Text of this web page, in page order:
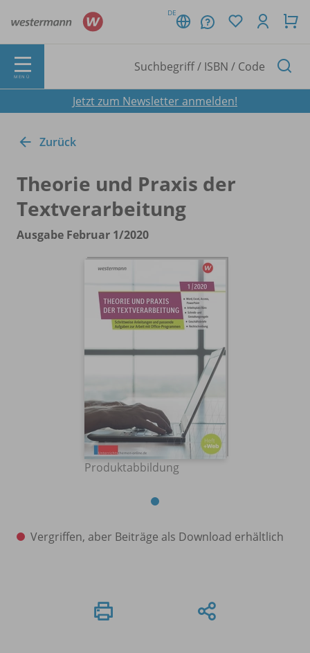
DE
MENÜ
Jetzt zum Newsletter anmelden!
Zurück
Theorie und Praxis der
Textverarbeitung
Ausgabe Februar 1/2020
Produktabbildung
Vergriffen, aber Beiträge als Download erhältlich